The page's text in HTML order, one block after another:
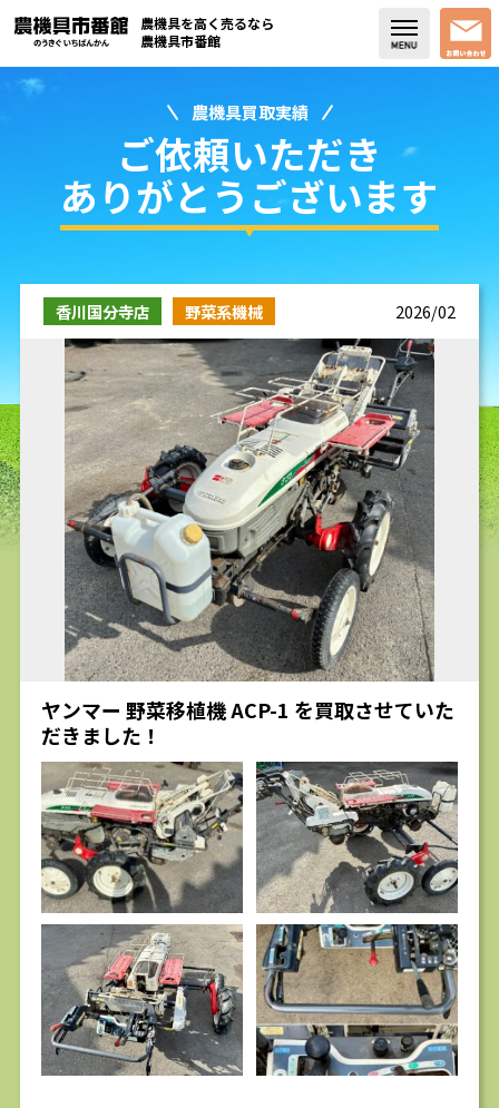
買取実績
コラム・スタッフブログ
取り扱い商品
販売中の農機具
よく頂く質問
お問い合わせ
求人
農機具を高く売るなら
農機具市番館
農機具買取実績
ご依頼いただき
ありがとうございます
香川国分寺店 野菜系機械 2026/02
ヤンマー 野菜移植機 ACP-1 を買取させていた
だきました！